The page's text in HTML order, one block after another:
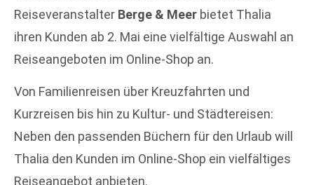
Reiseveranstalter Berge & Meer bietet Thalia
ihren Kunden ab 2. Mai eine vielfältige Auswahl an
Reiseangeboten im Online-Shop an.
Von Familienreisen über Kreuzfahrten und
Kurzreisen bis hin zu Kultur- und Städtereisen:
Neben den passenden Büchern für den Urlaub will
Thalia den Kunden im Online-Shop ein vielfältiges
Reiseangebot anbieten.